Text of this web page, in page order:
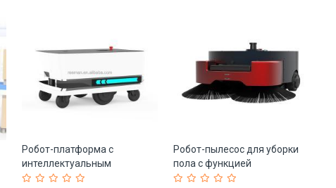
Робот-платформа с
интеллектуальным
маршрутным
Робот-пылесос для уборки
пола с функцией
самоочистки и